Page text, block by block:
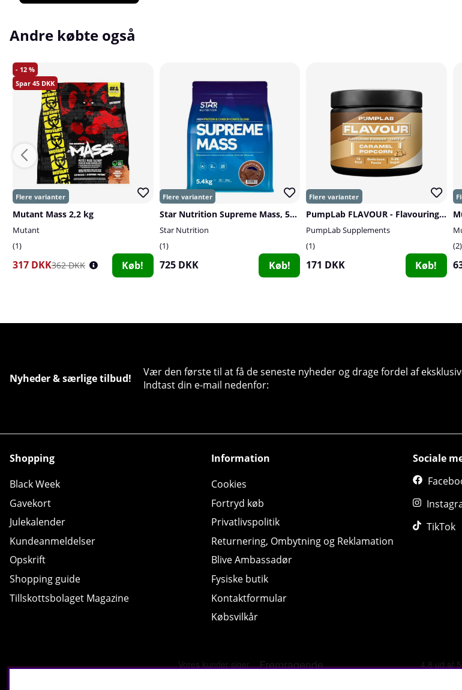
Andre købte også
12
45
Mutant Mass 2,2 kg
Mutant
1
317 DKK362 DKK Køb!
Star Nutrition Supreme Mass, 5400 g
Star Nutrition
1
725 DKK Køb!
PumpLab FLAVOUR - Flavouring Powder, 60 serv.
PumpLab Supplements
1
171 DKK Køb!
2
Nyheder & særlige tilbud!
Vær den første til at få de seneste nyheder og drage fordel af
Indtast din e-mail nedenfor:
Shopping
Black Week
Gavekort
Julekalender
Kundeanmeldelser
Opskrift
Shopping guide
Tillskottsbolaget Magazine
Information
Cookies
Fortryd køb
Privatlivspolitik
Returnering, Ombytning og Reklamation
Blive Ambassadør
Fysiske butik
Kontaktformular
Købsvilkår
Sociale
TikTok